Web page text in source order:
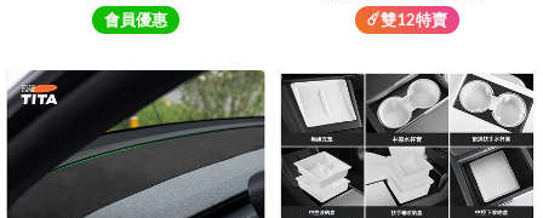
會員優惠 ☄️雙12特賣